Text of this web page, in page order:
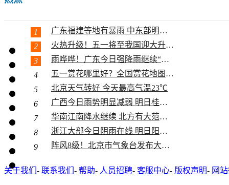
1
广东福建等地有暴雨 中东部明起大升...
2
火热升级！五一将至我国迎大升温 多...
3
雨哗哗！广东今日强降雨继续“控场”...
4
五一赏花哪里好？全国赏花地图助你寻...
5
北京天气转好 今天最高气温23℃
6
广西今日雨势明显减弱 明日桂南桂西...
7
华南江南降水继续 北方有大范围沙尘
8
浙江大部今日阴雨在线 明日阳光又“...
9
阵风8级！北京市气象台发布大风蓝色...
关于我们 - 联系我们 - 帮助- 人员招聘- 客服中心- 版权声明- 网